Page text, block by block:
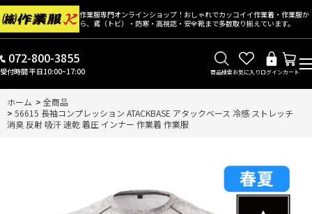
作業服専門オンラインショップ！おしゃれでカッコイイ作業着・作業服か
ら、鳶（トビ）・防寒・高視認・安全靴まで多数取り揃えています。
072-800-3855
受付時間 平日10:00~17:00 商品検索お気に入りログインカート
ホーム > 全商品
> 56615 長袖コンプレッション ATACKBASE アタックベース 冷感 ストレッチ
消臭 反射 吸汗 速乾 着圧 インナー 作業着 作業服